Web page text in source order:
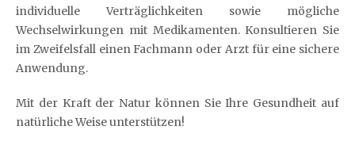
individuelle Verträglichkeiten sowie mögliche
Wechselwirkungen mit Medikamenten. Konsultieren Sie
im Zweifelsfall einen Fachmann oder Arzt für eine sichere
Anwendung.
Mit der Kraft der Natur können Sie Ihre Gesundheit auf
natürliche Weise unterstützen!